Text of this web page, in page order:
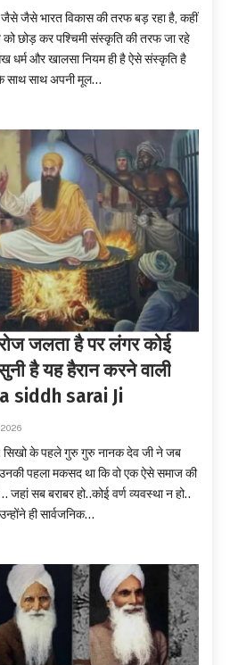
भारत विकास की तरफ बड़ रहा है, कहीं
छोड़ कर पश्चिमी संस्कृति की तरफ जा रहे
धर्म और खालसा नियम ही है ऐसे संस्कृति है
साथ साथ अपनी मूल...
रोज जलता है पर लंगर कोई
है यह हैरान करने वाली
siddh sarai Ji
के पहले गुरु गुरु नानक देव जी ने जब
पहला मकसद था कि वो एक ऐसे समाज की
सब बराबर हो..कोई वर्ण व्यवस्था न हो..
ही सार्वजनिक...